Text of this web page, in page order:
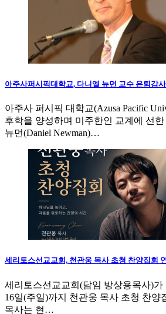
아주사퍼시픽대학교, 다니엘 뉴먼 교수 은퇴감
아주사 퍼시픽 대학교(Azusa Pacific
후학을 양성하며 미주한인 교계에 선
뉴먼(Daniel Newman)…
세리토스선교교회, 천관웅 목사 초청 찬양집회
세리토스선교교회(담임 방상용목사)가
16일(주일)까지 천관웅 목사 초청 찬양
목사는 현…